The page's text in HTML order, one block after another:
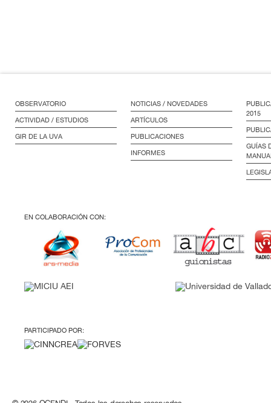
OBSERVATORIO
ACTIVIDAD / ESTUDIOS
GIR DE LA UVA
NOTICIAS / NOVEDADES
ARTÍCULOS
PUBLICACIONES
INFORMES
2015
GUÍAS
EN COLABORACIÓN CON:
PARTICIPADO POR: